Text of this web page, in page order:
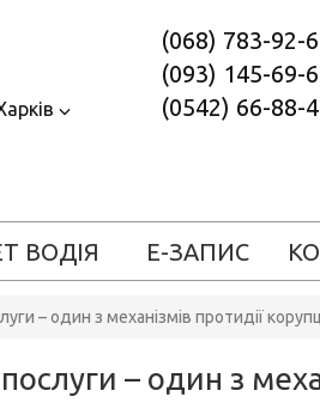
(068) 783-92-
(093) 145-69-
(0542) 66-88-
ВОДІЯ Е-ЗАПИС
– один з механізмів протидії
– один з